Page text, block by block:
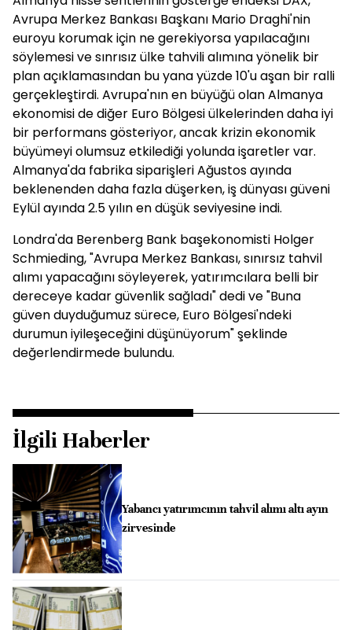
Avrupa Merkez Bankası Başkanı Mario Draghi'nin
euroyu korumak için ne gerekiyorsa yapılacağını
söylemesi ve sınrısız ülke tahvili alımına yönelik bir
plan açıklamasından bu yana yüzde 10'u aşan bir ralli
gerçekleştirdi. Avrupa'nın en büyüğü olan Almanya
ekonomisi de diğer Euro Bölgesi ülkelerinden daha iyi
bir performans gösteriyor, ancak krizin ekonomik
büyümeyi olumsuz etkilediği yolunda işaretler var.
Almanya'da fabrika siparişleri Ağustos ayında
beklenenden daha fazla düşerken, iş dünyası güveni
Eylül ayında 2.5 yılın en düşük seviyesine indi.
Londra'da Berenberg Bank başekonomisti Holger
Schmieding, "Avrupa Merkez Bankası, sınırsız tahvil
alımı yapacağını söyleyerek, yatırımcılara belli bir
dereceye kadar güvenlik sağladı" dedi ve "Buna
güven duyduğumuz sürece, Euro Bölgesi'ndeki
durumun iyileşeceğini düşünüyorum" şeklinde
değerlendirmede bulundu.
İlgili Haberler
Yabancı yatırımcının tahvil alımı altı ayın
zirvesinde